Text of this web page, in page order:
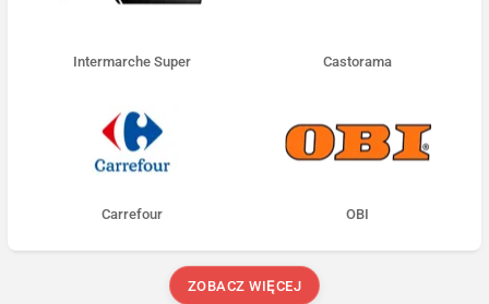
Intermarche Super Castorama
Carrefour OBI
ZOBACZ WIĘCEJ